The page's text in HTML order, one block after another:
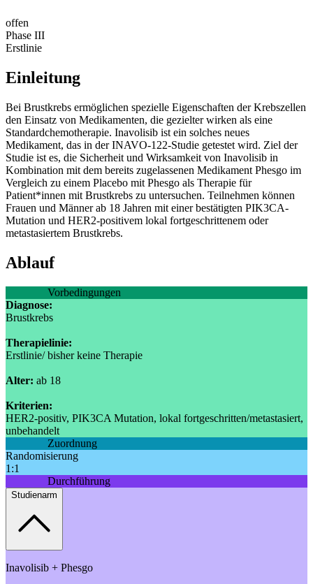
offen
Phase III
Erstlinie
Einleitung
Bei Brustkrebs ermöglichen spezielle Eigenschaften der Krebszellen
den Einsatz von Medikamenten, die gezielter wirken als eine
Standardchemotherapie. Inavolisib ist ein solches neues
Medikament, das in der INAVO-122-Studie getestet wird. Ziel der
Studie ist es, die Sicherheit und Wirksamkeit von Inavolisib in
Kombination mit dem bereits zugelassenen Medikament Phesgo im
Vergleich zu einem Placebo mit Phesgo als Therapie für
Patient*innen mit Brustkrebs zu untersuchen. Teilnehmen können
Frauen und Männer ab 18 Jahren mit einer bestätigten PIK3CA-
Mutation und HER2-positivem lokal fortgeschrittenem oder
metastasiertem Brustkrebs.
Ablauf
Vorbedingungen
Diagnose:
Brustkrebs
Therapielinie:
Erstlinie/ bisher keine Therapie
Alter: ab 18
Kriterien:
HER2-positiv, PIK3CA Mutation, lokal fortgeschritten/metastasiert,
unbehandelt
Zuordnung
Randomisierung
1:1
Durchführung
Studienarm
Inavolisib + Phesgo